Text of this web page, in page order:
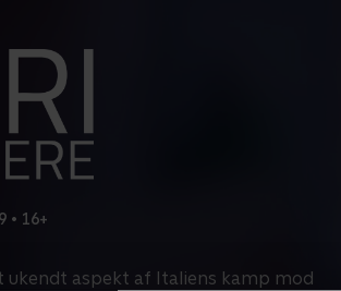
• 16+
aspekt af Italiens kamp mod